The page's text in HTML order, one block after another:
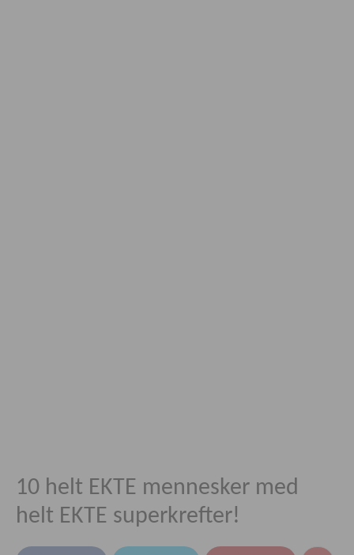
10 helt EKTE mennesker med
helt EKTE superkrefter!